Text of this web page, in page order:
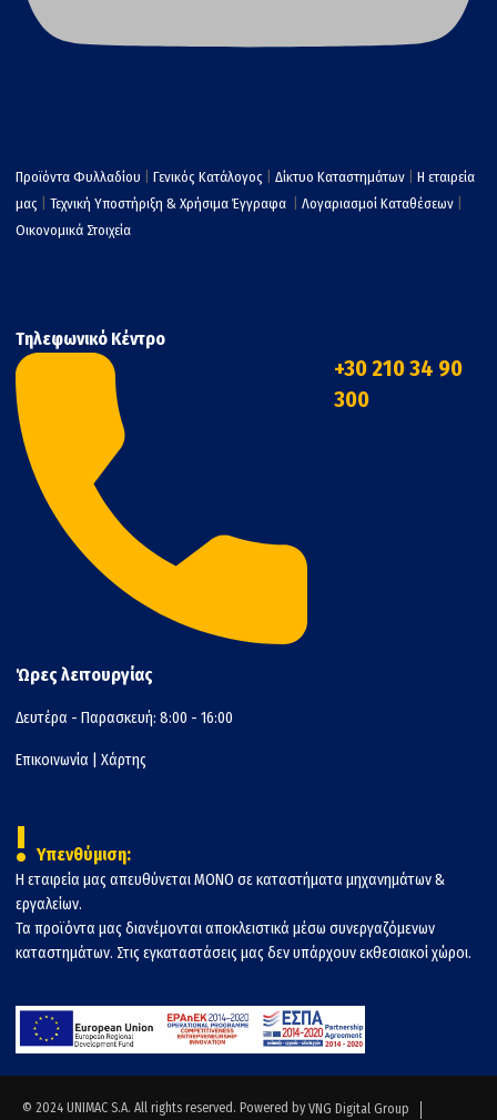
Προϊόντα Φυλλαδίου Γενικός Κατάλογος Δίκτυο Καταστημάτων
Η εταιρεία
μας
Τεχνική Υποστήριξη & Χρήσιμα Έγγραφα Λογαριασμοί Καταθέσεων
Οικονομικά Στοιχεία
Τηλεφωνικό Κέντρο
+30 210 34 90
300
Ώρες λειτουργίας
Δευτέρα - Παρασκευή: 8:00 - 16:00
Επικοινωνία Χάρτης
! Υπενθύμιση:
Η εταιρεία μας απευθύνεται ΜΟΝΟ σε καταστήματα μηχανημάτων &
εργαλείων.
Τα προϊόντα μας διανέμονται αποκλειστικά μέσω συνεργαζόμενων
καταστημάτων. Στις εγκαταστάσεις μας δεν υπάρχουν εκθεσιακοί χώροι.
© 2024 UNIMAC S.A. All rights reserved. Powered by VNG Digital Group